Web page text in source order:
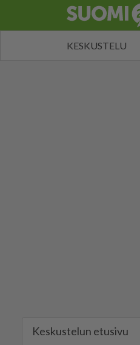
KESKUSTELU
Keskustelun etusivu